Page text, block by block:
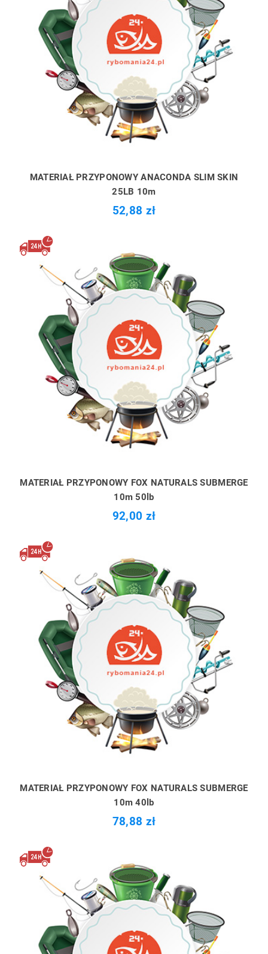
MATERIAŁ PRZYPONOWY ANACONDA SLIM SKIN
25LB 10m
52,88 zł
MATERIAŁ PRZYPONOWY FOX NATURALS SUBMERGE
10m 50lb
92,00 zł
MATERIAŁ PRZYPONOWY FOX NATURALS SUBMERGE
10m 40lb
78,88 zł